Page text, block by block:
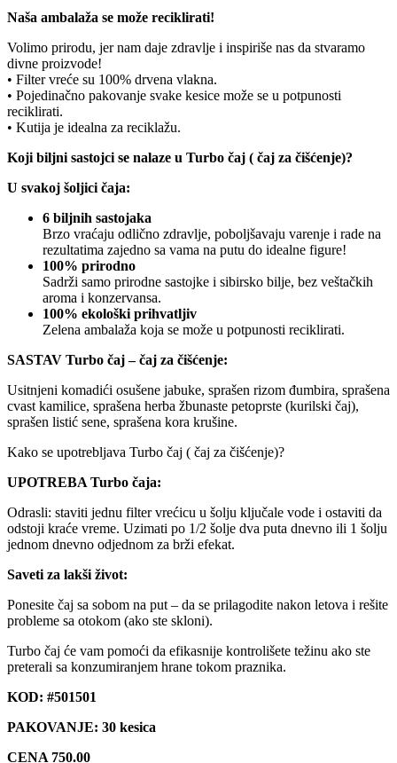
Naša ambalaža se može reciklirati!
Volimo prirodu, jer nam daje zdravlje i inspiriše nas da stvaramo
divne proizvode!
• Filter vreće su 100% drvena vlakna.
• Pojedinačno pakovanje svake kesice može se u potpunosti
reciklirati.
• Kutija je idealna za reciklažu.
Koji biljni sastojci se nalaze u Turbo čaj ( čaj za čišćenje)?
U svakoj šoljici čaja:
6 biljnih sastojaka
Brzo vraćaju odlično zdravlje, poboljšavaju varenje i rade na
rezultatima zajedno sa vama na putu do idealne figure!
100% prirodno
Sadrži samo prirodne sastojke i sibirsko bilje, bez veštačkih
aroma i konzervansa.
100% ekološki prihvatljiv
Zelena ambalaža koja se može u potpunosti reciklirati.
SASTAV Turbo čaj – čaj za čišćenje:
Usitnjeni komadići osušene jabuke, sprašen rizom đumbira, sprašena
cvast kamilice, sprašena herba žbunaste petoprste (kurilski čaj),
sprašen listić sene, sprašena kora krušine.
Kako se upotrebljava Turbo čaj ( čaj za čišćenje)?
UPOTREBA Turbo čaja:
Odrasli: staviti jednu filter vrećicu u šolju ključale vode i ostaviti da
odstoji kraće vreme. Uzimati po 1/2 šolje dva puta dnevno ili 1 šolju
jednom dnevno odjednom za brži efekat.
Saveti za lakši život:
Ponesite čaj sa sobom na put – da se prilagodite nakon letova i rešite
probleme sa otokom (ako ste skloni).
Turbo čaj će vam pomoći da efikasnije kontrolišete težinu ako ste
preterali sa konzumiranjem hrane tokom praznika.
KOD: #501501
PAKOVANJE: 30 kesica
CENA 750.00